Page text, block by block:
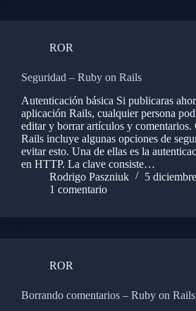
ROR
Seguridad – Ruby on Rails
Autenticación básica Si publicaras
aplicación Rails, cualquier persona
editar y borrar artículos y comentarios.
Rails incluye algunas opciones de
evitar esto. Una de ellas es la
en HTTP. La clave consiste…
Rodrigo Paszniuk
5
1 comentario
ROR
Borrando comentarios – Ruby on Rails